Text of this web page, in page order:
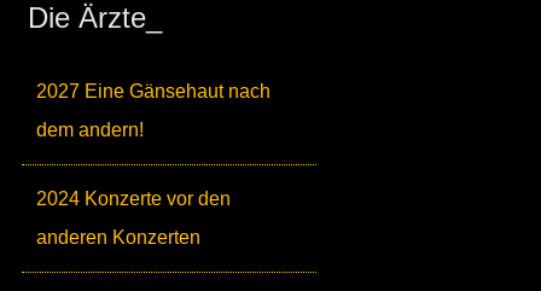
Die Ärzte_
2027 Eine Gänsehaut nach
dem andern!
2024 Konzerte vor den
anderen Konzerten